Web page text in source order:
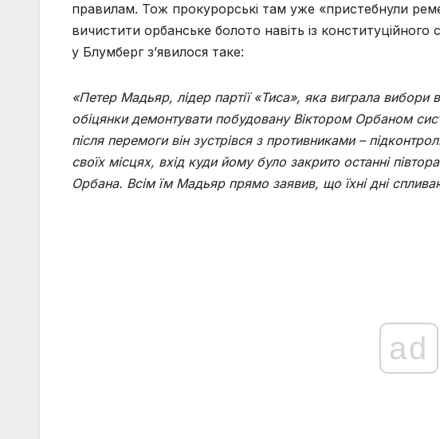
правилам. Тож прокурорські там уже «пристебнули
вичистити орбанське болото навіть із
у Блумберг з’явилося таке:
«Петер Мадьяр, лідер партії «Тиса», яка виграла вибори
обіцянки демонтувати побудовану Віктором Орбаном
після перемоги він зустрівся з противниками –
своїх місцях, вхід куди йому було закрито останні
Орбана. Всім їм Мадьяр прямо заявив, що їхні дні
ad